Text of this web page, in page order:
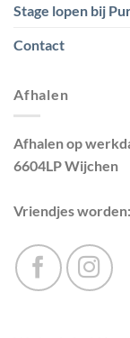
Stage lopen bij
Contact
Afhalen
Afhalen op
6604LP Wijchen
Vriendjes worden: